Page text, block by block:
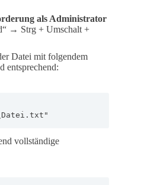
als Administrator
→ Strg + Umschalt +
Datei mit folgendem
entsprechend:
vollständige